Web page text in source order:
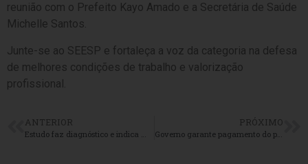
reunião com o Prefeito Kayo Amado e a Secretária de Saúde
Michelle Santos.
Junte-se ao SEESP e fortaleça a voz da categoria na defesa
de melhores condições de trabalho e valorização
profissional.
ANTERIOR PRÓXIMO
Governo garante pagamento do piso retroativo a maio